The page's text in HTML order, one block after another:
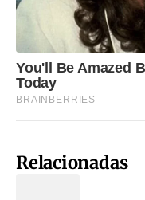
Relacionadas